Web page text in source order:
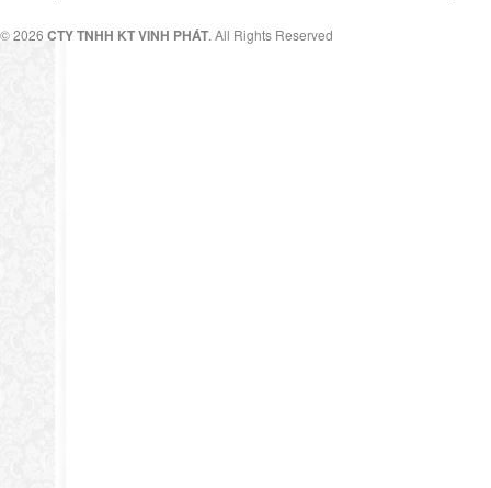
© 2026 CTY TNHH KT VINH PHÁT. All Rights Reserved